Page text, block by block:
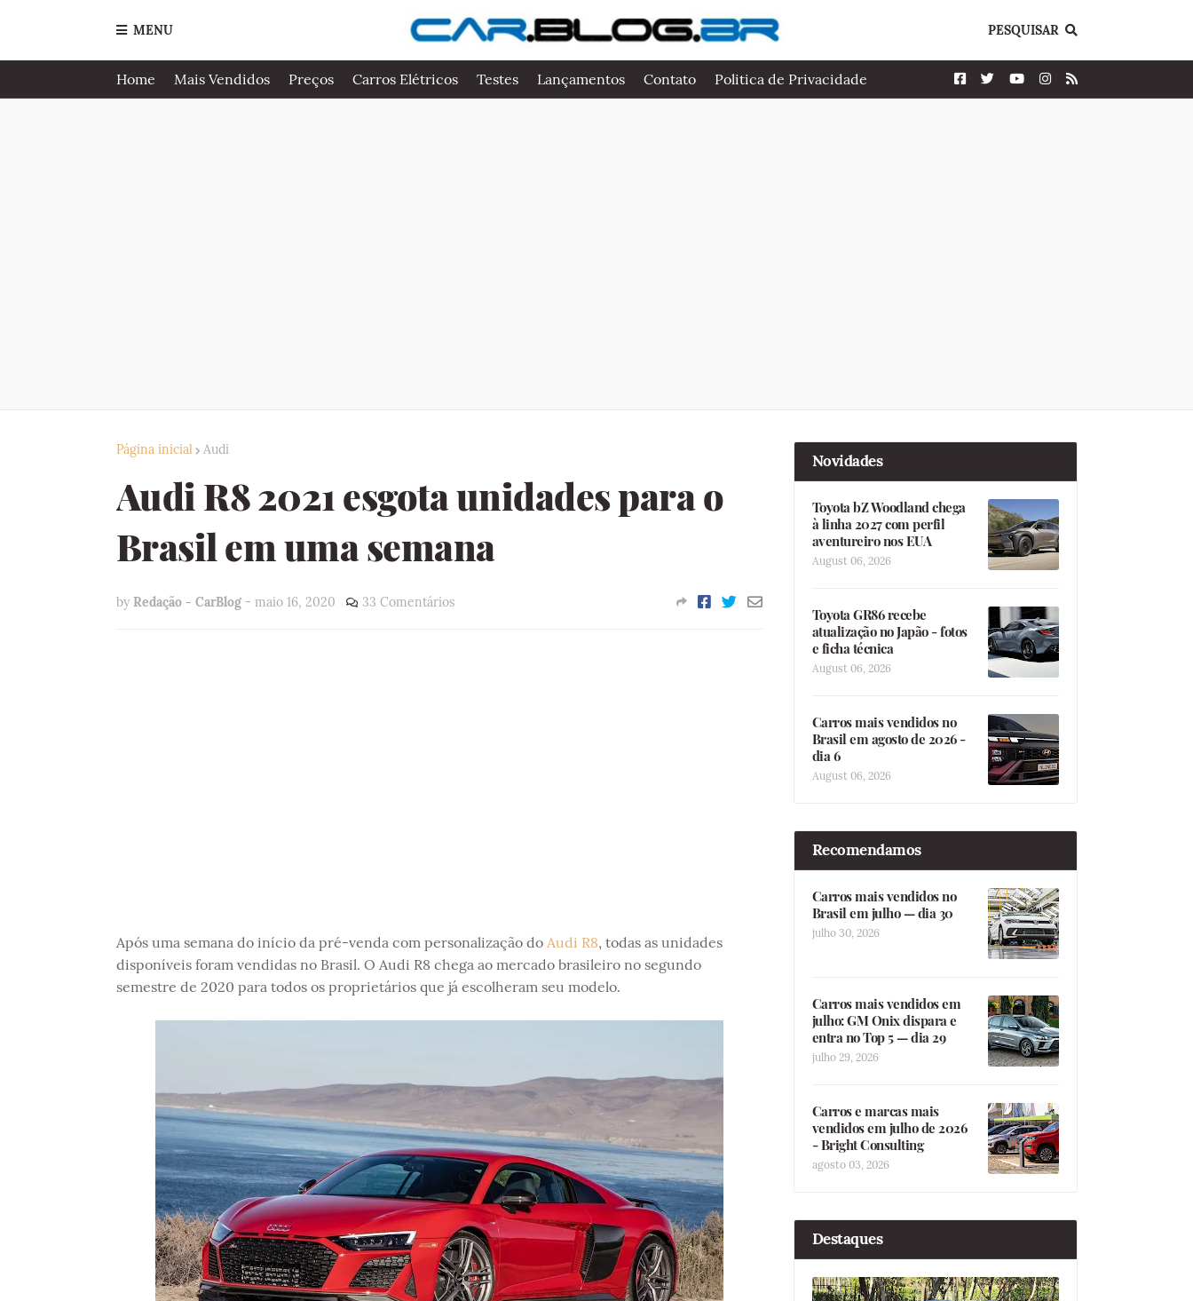
MENU PESQUISAR
Home Mais Vendidos Preços Carros Elétricos Testes Lançamentos Contato Politica de Privacidade
Página inicial Audi
Audi R8 2021 esgota unidades para o
Brasil em uma semana
by Redação - CarBlog - maio 16, 2020 33 Comentários
Após uma semana do início da pré-venda com personalização do Audi R8, todas as unidades
disponíveis foram vendidas no Brasil. O Audi R8 chega ao mercado brasileiro no segundo
semestre de 2020 para todos os proprietários que já escolheram seu modelo.
Novidades
Toyota bZ Woodland chega
à linha 2027 com perfil
aventureiro nos EUA
August 06, 2026
Toyota GR86 recebe
atualização no Japão - fotos
e ficha técnica
August 06, 2026
Carros mais vendidos no
Brasil em agosto de 2026 -
dia 6
August 06, 2026
Recomendamos
Carros mais vendidos no
Brasil em julho — dia 30
julho 30, 2026
Carros mais vendidos em
julho: GM Onix dispara e
entra no Top 5 — dia 29
julho 29, 2026
Carros e marcas mais
vendidos em julho de 2026
- Bright Consulting
agosto 03, 2026
Destaques